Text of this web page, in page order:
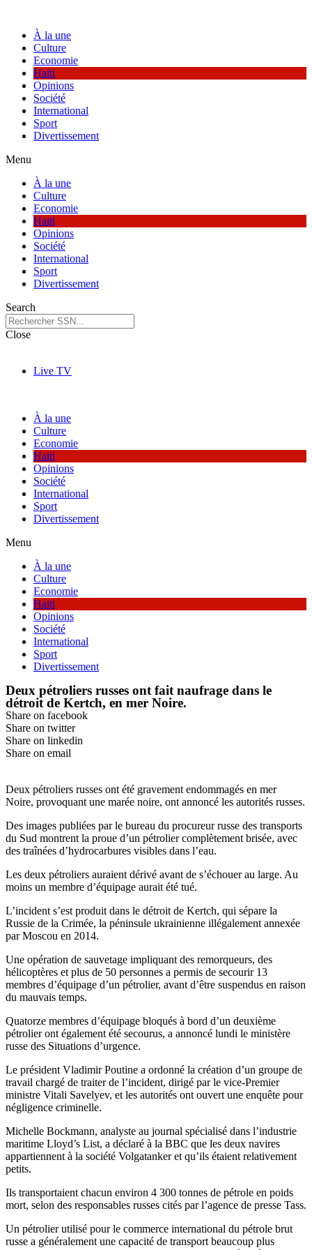
contentÀ la une
Culture
Economie
Haiti
Opinions
Société
International
Sport
Divertissement
Menu
À la une
Culture
Economie
Haiti
Opinions
Société
International
Sport
Divertissement
Search
Close
Live TV
À la une
Culture
Economie
Haiti
Opinions
Société
International
Sport
Divertissement
Menu
À la une
Culture
Economie
Haiti
Opinions
Société
International
Sport
Divertissement
Deux pétroliers russes ont fait naufrage dans le
détroit de Kertch, en mer Noire.
Share on facebook
Share on twitter
Share on linkedin
Share on email
Deux pétroliers russes ont été gravement endommagés en mer
Noire, provoquant une marée noire, ont annoncé les autorités russes.
Des images publiées par le bureau du procureur russe des transports
du Sud montrent la proue d’un pétrolier complètement brisée, avec
des traînées d’hydrocarbures visibles dans l’eau.
Les deux pétroliers auraient dérivé avant de s’échouer au large. Au
moins un membre d’équipage aurait été tué.
L’incident s’est produit dans le détroit de Kertch, qui sépare la
Russie de la Crimée, la péninsule ukrainienne illégalement annexée
par Moscou en 2014.
Une opération de sauvetage impliquant des remorqueurs, des
hélicoptères et plus de 50 personnes a permis de secourir 13
membres d’équipage d’un pétrolier, avant d’être suspendus en raison
du mauvais temps.
Quatorze membres d’équipage bloqués à bord d’un deuxième
pétrolier ont également été secourus, a annoncé lundi le ministère
russe des Situations d’urgence.
Le président Vladimir Poutine a ordonné la création d’un groupe de
travail chargé de traiter de l’incident, dirigé par le vice-Premier
ministre Vitali Savelyev, et les autorités ont ouvert une enquête pour
négligence criminelle.
Michelle Bockmann, analyste au journal spécialisé dans l’industrie
maritime Lloyd’s List, a déclaré à la BBC que les deux navires
appartiennent à la société Volgatanker et qu’ils étaient relativement
petits.
Ils transportaient chacun environ 4 300 tonnes de pétrole en poids
mort, selon des responsables russes cités par l’agence de presse Tass.
Un pétrolier utilisé pour le commerce international du pétrole brut
russe a généralement une capacité de transport beaucoup plus